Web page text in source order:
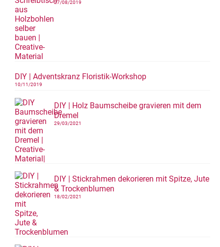
27/08/2019
DIY | Adventskranz Floristik-Workshop
10/11/2019
DIY | Holz Baumscheibe gravieren mit dem
Dremel
29/03/2021
DIY | Stickrahmen dekorieren mit Spitze, Jute
& Trockenblumen
18/02/2021